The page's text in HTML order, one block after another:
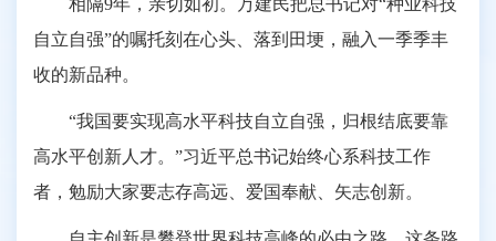
相隔9年，亲切如初。万建民把总书记对“种业科技
自立自强”的嘱托刻在心头、落到田埂，融入一季季丰
收的新品种。
“我国要实现高水平科技自立自强，归根结底要靠
高水平创新人才。”习近平总书记始终心系科技工作
者，勉励大家要志存高远、爱国奉献、矢志创新。